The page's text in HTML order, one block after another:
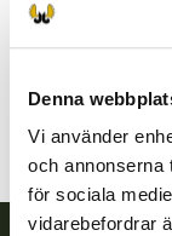
Denna
Vi använder
och annonserna
för sociala
vidarebefordrar